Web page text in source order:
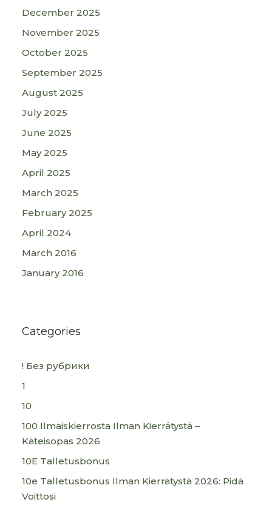
December 2025
November 2025
October 2025
September 2025
August 2025
July 2025
June 2025
May 2025
April 2025
March 2025
February 2025
April 2024
March 2016
January 2016
Categories
! Без рубрики
1
10
100 Ilmaiskierrosta Ilman Kierrätystä –
Käteisopas 2026
10E Talletusbonus
10e Talletusbonus Ilman Kierrätystä 2026: Pidä
Voittosi